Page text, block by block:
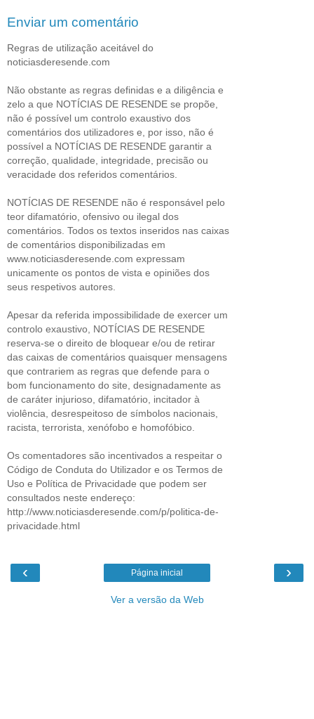
Enviar um comentário
Regras de utilização aceitável do
noticiasderesende.com
Não obstante as regras definidas e a diligência e
zelo a que NOTÍCIAS DE RESENDE se propõe,
não é possível um controlo exaustivo dos
comentários dos utilizadores e, por isso, não é
possível a NOTÍCIAS DE RESENDE garantir a
correção, qualidade, integridade, precisão ou
veracidade dos referidos comentários.
NOTÍCIAS DE RESENDE não é responsável pelo
teor difamatório, ofensivo ou ilegal dos
comentários. Todos os textos inseridos nas caixas
de comentários disponibilizadas em
www.noticiasderesende.com expressam
unicamente os pontos de vista e opiniões dos
seus respetivos autores.
Apesar da referida impossibilidade de exercer um
controlo exaustivo, NOTÍCIAS DE RESENDE
reserva-se o direito de bloquear e/ou de retirar
das caixas de comentários quaisquer mensagens
que contrariem as regras que defende para o
bom funcionamento do site, designadamente as
de caráter injurioso, difamatório, incitador à
violência, desrespeitoso de símbolos nacionais,
racista, terrorista, xenófobo e homofóbico.
Os comentadores são incentivados a respeitar o
Código de Conduta do Utilizador e os Termos de
Uso e Política de Privacidade que podem ser
consultados neste endereço:
http://www.noticiasderesende.com/p/politica-de-
privacidade.html
‹ ›
Página inicial
Ver a versão da Web